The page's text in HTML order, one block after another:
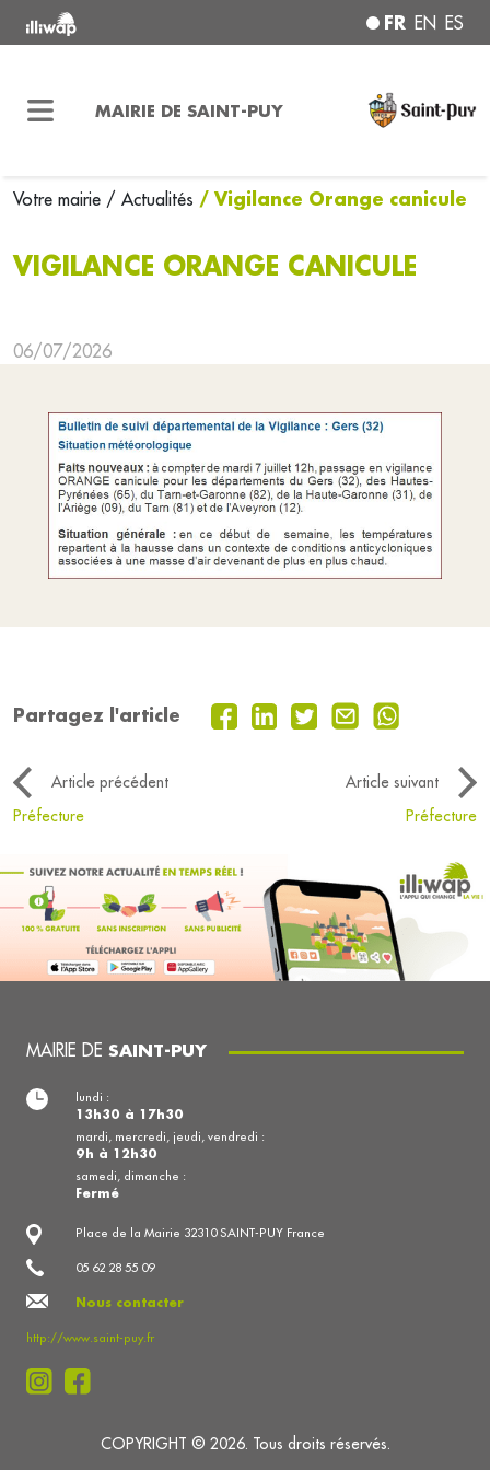
FR EN ES
MAIRIE DE SAINT-PUY
Votre mairie / Actualités / Vigilance Orange canicule
VIGILANCE ORANGE CANICULE
06/07/2026
Partagez l'article
Article précédent
Article suivant
Préfecture
Préfecture
MAIRIE DE SAINT-PUY
Place de la Mairie 32310 SAINT-PUY France
05 62 28 55 09
Nous contacter
http://www.saint-puy.fr
lundi :
13h30 à 17h30
mardi, mercredi, jeudi, vendredi :
9h à 12h30
samedi, dimanche :
Fermé
COPYRIGHT © 2026. Tous droits réservés.